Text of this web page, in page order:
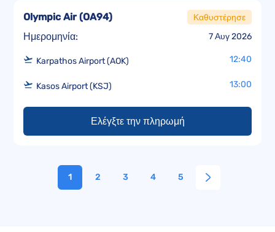
Ημερομηνία: 7 Αυγ 2026
Olympic Air(OA94) Καθυστέρησε
Karpathos Airport (AOK) 12:40
Kasos Airport (KSJ) 13:00
Ελέγξτε την πληρωμή
1 2 3 4 5